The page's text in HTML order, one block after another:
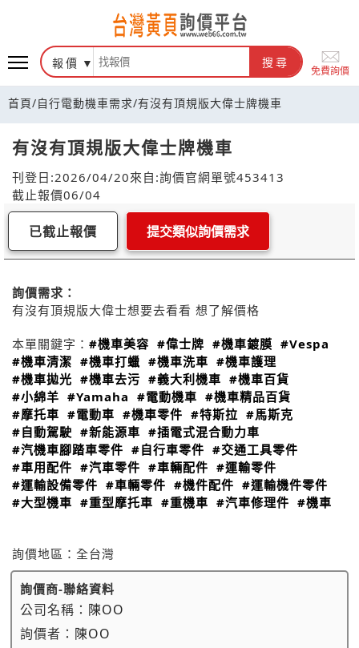
報價 搜尋
免費詢價
首頁/自行電動機車需求/有沒有頂規版大偉士牌機車
有沒有頂規版大偉士牌機車
刊登日:2026/04/20來自:詢價官網單號453413
截止報價06/04
已截止報價 提交類似詢價需求
詢價需求：
有沒有頂規版大偉士想要去看看 想了解價格
本單關鍵字： #機車美容 #偉士牌 #機車鍍膜 #Vespa
#機車清潔 #機車打蠟 #機車洗車 #機車護理
#機車拋光 #機車去污 #義大利機車 #機車百貨
#小綿羊 #Yamaha #電動機車 #機車精品百貨
#摩托車 #電動車 #機車零件 #特斯拉 #馬斯克
#自動駕駛 #新能源車 #插電式混合動力車
#汽機車腳踏車零件 #自行車零件 #交通工具零件
#車用配件 #汽車零件 #車輛配件 #運輸零件
#運輸設備零件 #車輛零件 #機件配件 #運輸機件零件
#大型機車 #重型摩托車 #重機車 #汽車修理件 #機車
詢價地區： 全台灣
詢價商-聯絡資料
公司名稱： 陳OO
詢價者： 陳OO